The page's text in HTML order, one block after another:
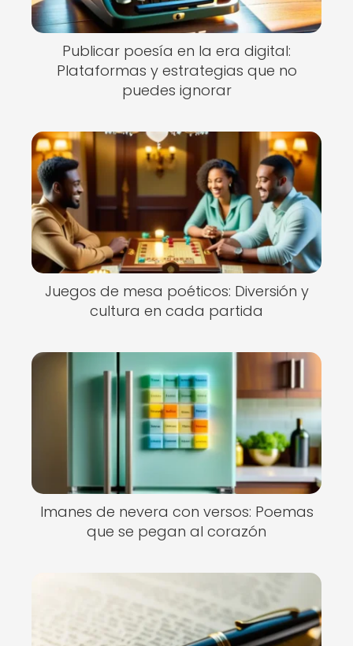
Publicar poesía en la era digital:
Plataformas y estrategias que no
puedes ignorar
Juegos de mesa poéticos: Diversión y
cultura en cada partida
Imanes de nevera con versos: Poemas
que se pegan al corazón